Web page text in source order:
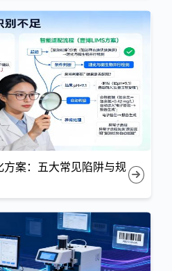
案：五大常见陷阱与规